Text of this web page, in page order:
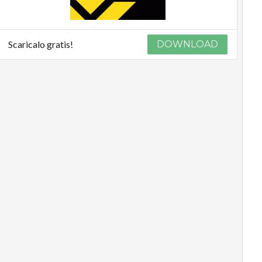
Scaricalo gratis! DOWNLOAD